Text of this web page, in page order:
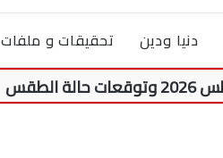
دنيا ودين تحقيقات و ملفات